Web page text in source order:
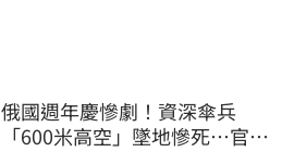
俄國週年慶慘劇！資深傘兵
「600米高空」墜地慘死…官方